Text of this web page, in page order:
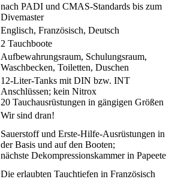
nach PADI und CMAS-Standards bis zum
Divemaster
Englisch, Französisch, Deutsch
2 Tauchboote
Aufbewahrungsraum, Schulungsraum,
Waschbecken, Toiletten, Duschen
12-Liter-Tanks mit DIN bzw. INT
Anschlüssen; kein Nitrox
20 Tauchausrüstungen in gängigen Größen
Wir sind dran!
Sauerstoff und Erste-Hilfe-Ausrüstungen in
der Basis und auf den Booten;
nächste Dekompressionskammer in Papeete
Die erlaubten Tauchtiefen in Französisch